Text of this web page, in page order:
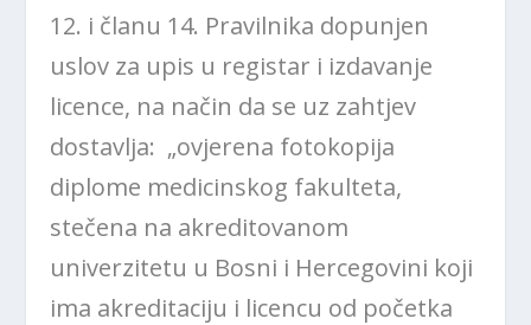
12. i članu 14. Pravilnika dopunjen
uslov za upis u registar i izdavanje
licence, na način da se uz zahtjev
dostavlja: „ovjerena fotokopija
diplome medicinskog fakulteta,
stečena na akreditovanom
univerzitetu u Bosni i Hercegovini koji
ima akreditaciju i licencu od početka